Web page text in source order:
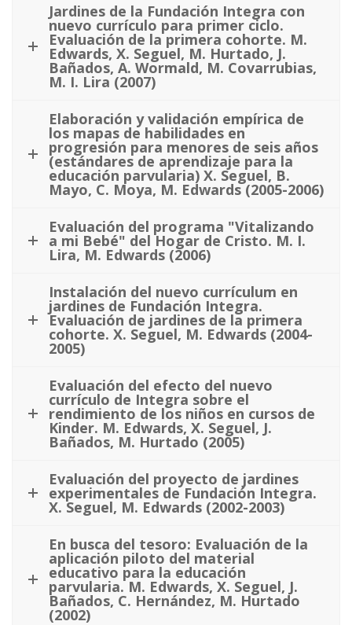
Jardines de la Fundación Integra con
nuevo currículo para primer ciclo.
Evaluación de la primera cohorte. M.
Edwards, X. Seguel, M. Hurtado, J.
Bañados, A. Wormald, M. Covarrubias,
M. I. Lira (2007)
Elaboración y validación empírica de
los mapas de habilidades en
progresión para menores de seis años
(estándares de aprendizaje para la
educación parvularia) X. Seguel, B.
Mayo, C. Moya, M. Edwards (2005-2006)
Evaluación del programa "Vitalizando
a mi Bebé" del Hogar de Cristo. M. I.
Lira, M. Edwards (2006)
Instalación del nuevo currículum en
jardines de Fundación Integra.
Evaluación de jardines de la primera
cohorte. X. Seguel, M. Edwards (2004-
2005)
Evaluación del efecto del nuevo
currículo de Integra sobre el
rendimiento de los niños en cursos de
Kinder. M. Edwards, X. Seguel, J.
Bañados, M. Hurtado (2005)
Evaluación del proyecto de jardines
experimentales de Fundación Integra.
X. Seguel, M. Edwards (2002-2003)
En busca del tesoro: Evaluación de la
aplicación piloto del material
educativo para la educación
parvularia. M. Edwards, X. Seguel, J.
Bañados, C. Hernández, M. Hurtado
(2002)